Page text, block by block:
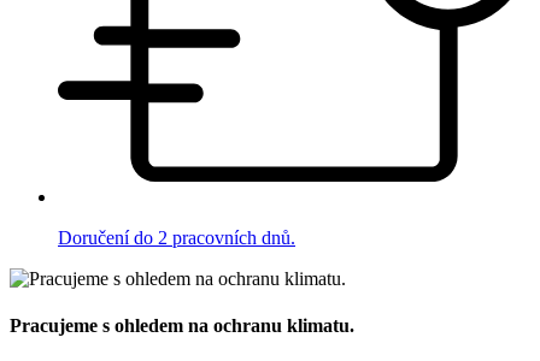
Doručení do 2 pracovních dnů.
Pracujeme s ohledem na ochranu klimatu.